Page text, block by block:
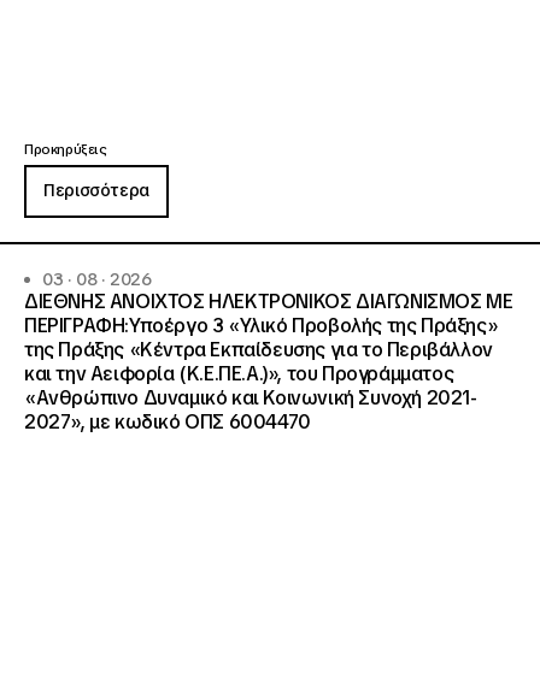
Προκηρύξεις
Περισσότερα
03 · 08 · 2026
ΔΙΕΘΝΗΣ ΑΝΟΙΧΤΟΣ ΗΛΕΚΤΡΟΝΙΚΟΣ ΔΙΑΓΩΝΙΣΜΟΣ ΜΕ
ΠΕΡΙΓΡΑΦΗ:Υποέργο 3 «Υλικό Προβολής της Πράξης»
της Πράξης «Κέντρα Εκπαίδευσης για το Περιβάλλον
και την Αειφορία (Κ.Ε.ΠΕ.Α.)», του Προγράμματος
«Ανθρώπινο Δυναμικό και Κοινωνική Συνοχή 2021-
2027», με κωδικό ΟΠΣ 6004470